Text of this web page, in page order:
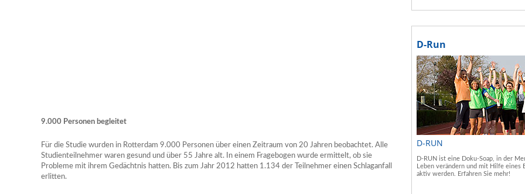
9.000 Personen begleitet
Für die Studie wurden in Rotterdam 9.000 Personen über einen Zeitraum von 20 Jahren beobachtet. Alle
Studienteilnehmer waren gesund und über 55 Jahre alt. In einem Fragebogen wurde ermittelt, ob sie
Probleme mit ihrem Gedächtnis hatten. Bis zum Jahr 2012 hatten 1.134 der Teilnehmer einen Schlaganfall
erlitten.
D-Run
D-RUN
D-RUN ist eine Doku-Soap, in der
Leben verändern und mit Hilfe eines
aktiv werden. Erfahren Sie mehr!